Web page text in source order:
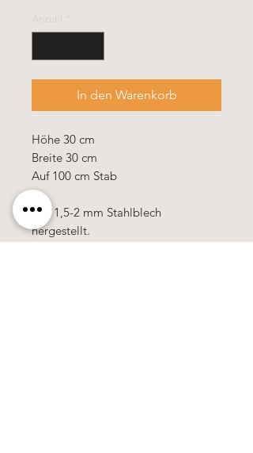
Anzahl
In den Warenkorb
Höhe 30 cm
Breite 30 cm
Auf 100 cm Stab
Aus 1,5-2 mm Stahlblech
hergestellt.